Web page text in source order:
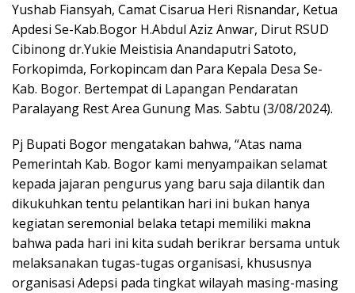
Yushab Fiansyah, Camat Cisarua Heri Risnandar, Ketua
Apdesi Se-Kab.Bogor H.Abdul Aziz Anwar, Dirut RSUD
Cibinong dr.Yukie Meistisia Anandaputri Satoto,
Forkopimda, Forkopincam dan Para Kepala Desa Se-
Kab. Bogor. Bertempat di Lapangan Pendaratan
Paralayang Rest Area Gunung Mas. Sabtu (3/08/2024).
Pj Bupati Bogor mengatakan bahwa, “Atas nama
Pemerintah Kab. Bogor kami menyampaikan selamat
kepada jajaran pengurus yang baru saja dilantik dan
dikukuhkan tentu pelantikan hari ini bukan hanya
kegiatan seremonial belaka tetapi memiliki makna
bahwa pada hari ini kita sudah berikrar bersama untuk
melaksanakan tugas-tugas organisasi, khususnya
organisasi Adepsi pada tingkat wilayah masing-masing